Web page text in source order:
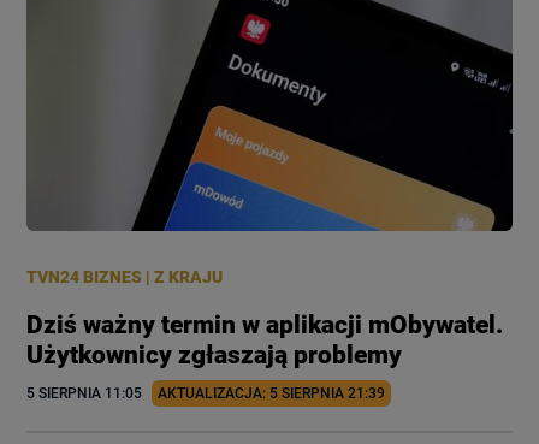
TVN24 BIZNES |Z KRAJU
Dziś ważny termin w aplikacji mObywatel.
Użytkownicy zgłaszają problemy
5 SIERPNIA 11:05 AKTUALIZACJA: 5 SIERPNIA 21:39